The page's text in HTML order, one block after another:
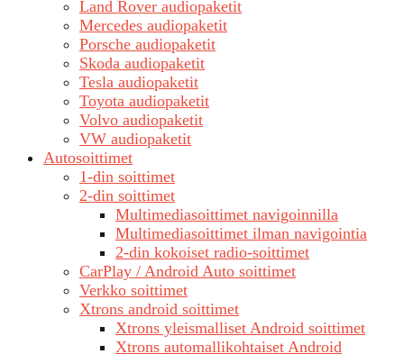
Land Rover audiopaketit
Mercedes audiopaketit
Porsche audiopaketit
Skoda audiopaketit
Tesla audiopaketit
Toyota audiopaketit
Volvo audiopaketit
VW audiopaketit
Autosoittimet
1-din soittimet
2-din soittimet
Multimediasoittimet navigoinnilla
Multimediasoittimet ilman navigointia
2-din kokoiset radio-soittimet
CarPlay / Android Auto soittimet
Verkko soittimet
Xtrons android soittimet
Xtrons yleismalliset Android soittimet
Xtrons automallikohtaiset Android